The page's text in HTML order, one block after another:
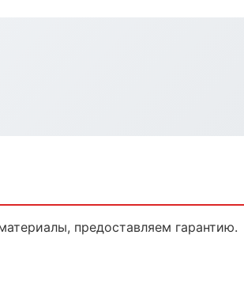
предоставляем гарантию.